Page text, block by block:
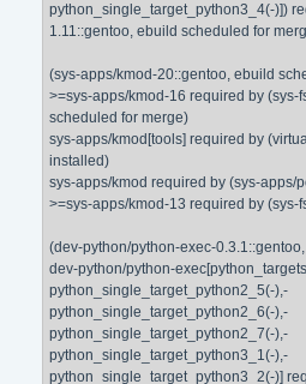
python_single_target_python3_4(-)])
1.11::gentoo, ebuild scheduled for
(sys-apps/kmod-20::gentoo, ebuild
>=sys-apps/kmod-16 required by (sys-
scheduled for merge)
sys-apps/kmod[tools] required by
installed)
sys-apps/kmod required by (sys-apps/
>=sys-apps/kmod-13 required by
(dev-python/python-exec-
dev-python/python-
python_single_target_python2_5(-),-
python_single_target_python2_6(-),-
python_single_target_python2_7(-),-
python_single_target_python3_1(-),-
python_single_target_python3_2(-)]